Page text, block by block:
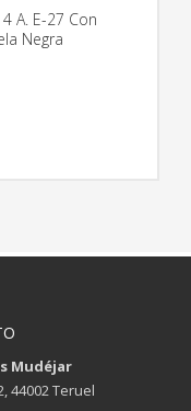
A. E-27 Con
Negra
Mudéjar
44002 Teruel